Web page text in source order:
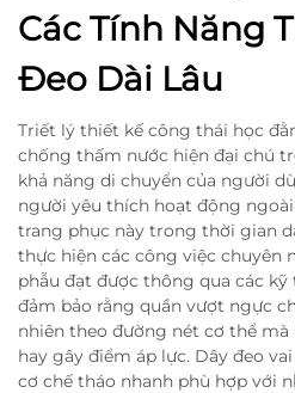
Các Tính Năng
Đeo Dài Lâu
Triết lý thiết kế công thái học
chống thấm nước hiện đại chú
khả năng di chuyển của người
người yêu thích hoạt động
trang phục này trong thời gian
thực hiện các công việc chuyên
phẫu đạt được thông qua các
đảm bảo rằng quần vượt ngực
nhiên theo đường nét cơ thể
hay gây điểm áp lực. Dây đeo
cơ chế tháo nhanh phù hợp với